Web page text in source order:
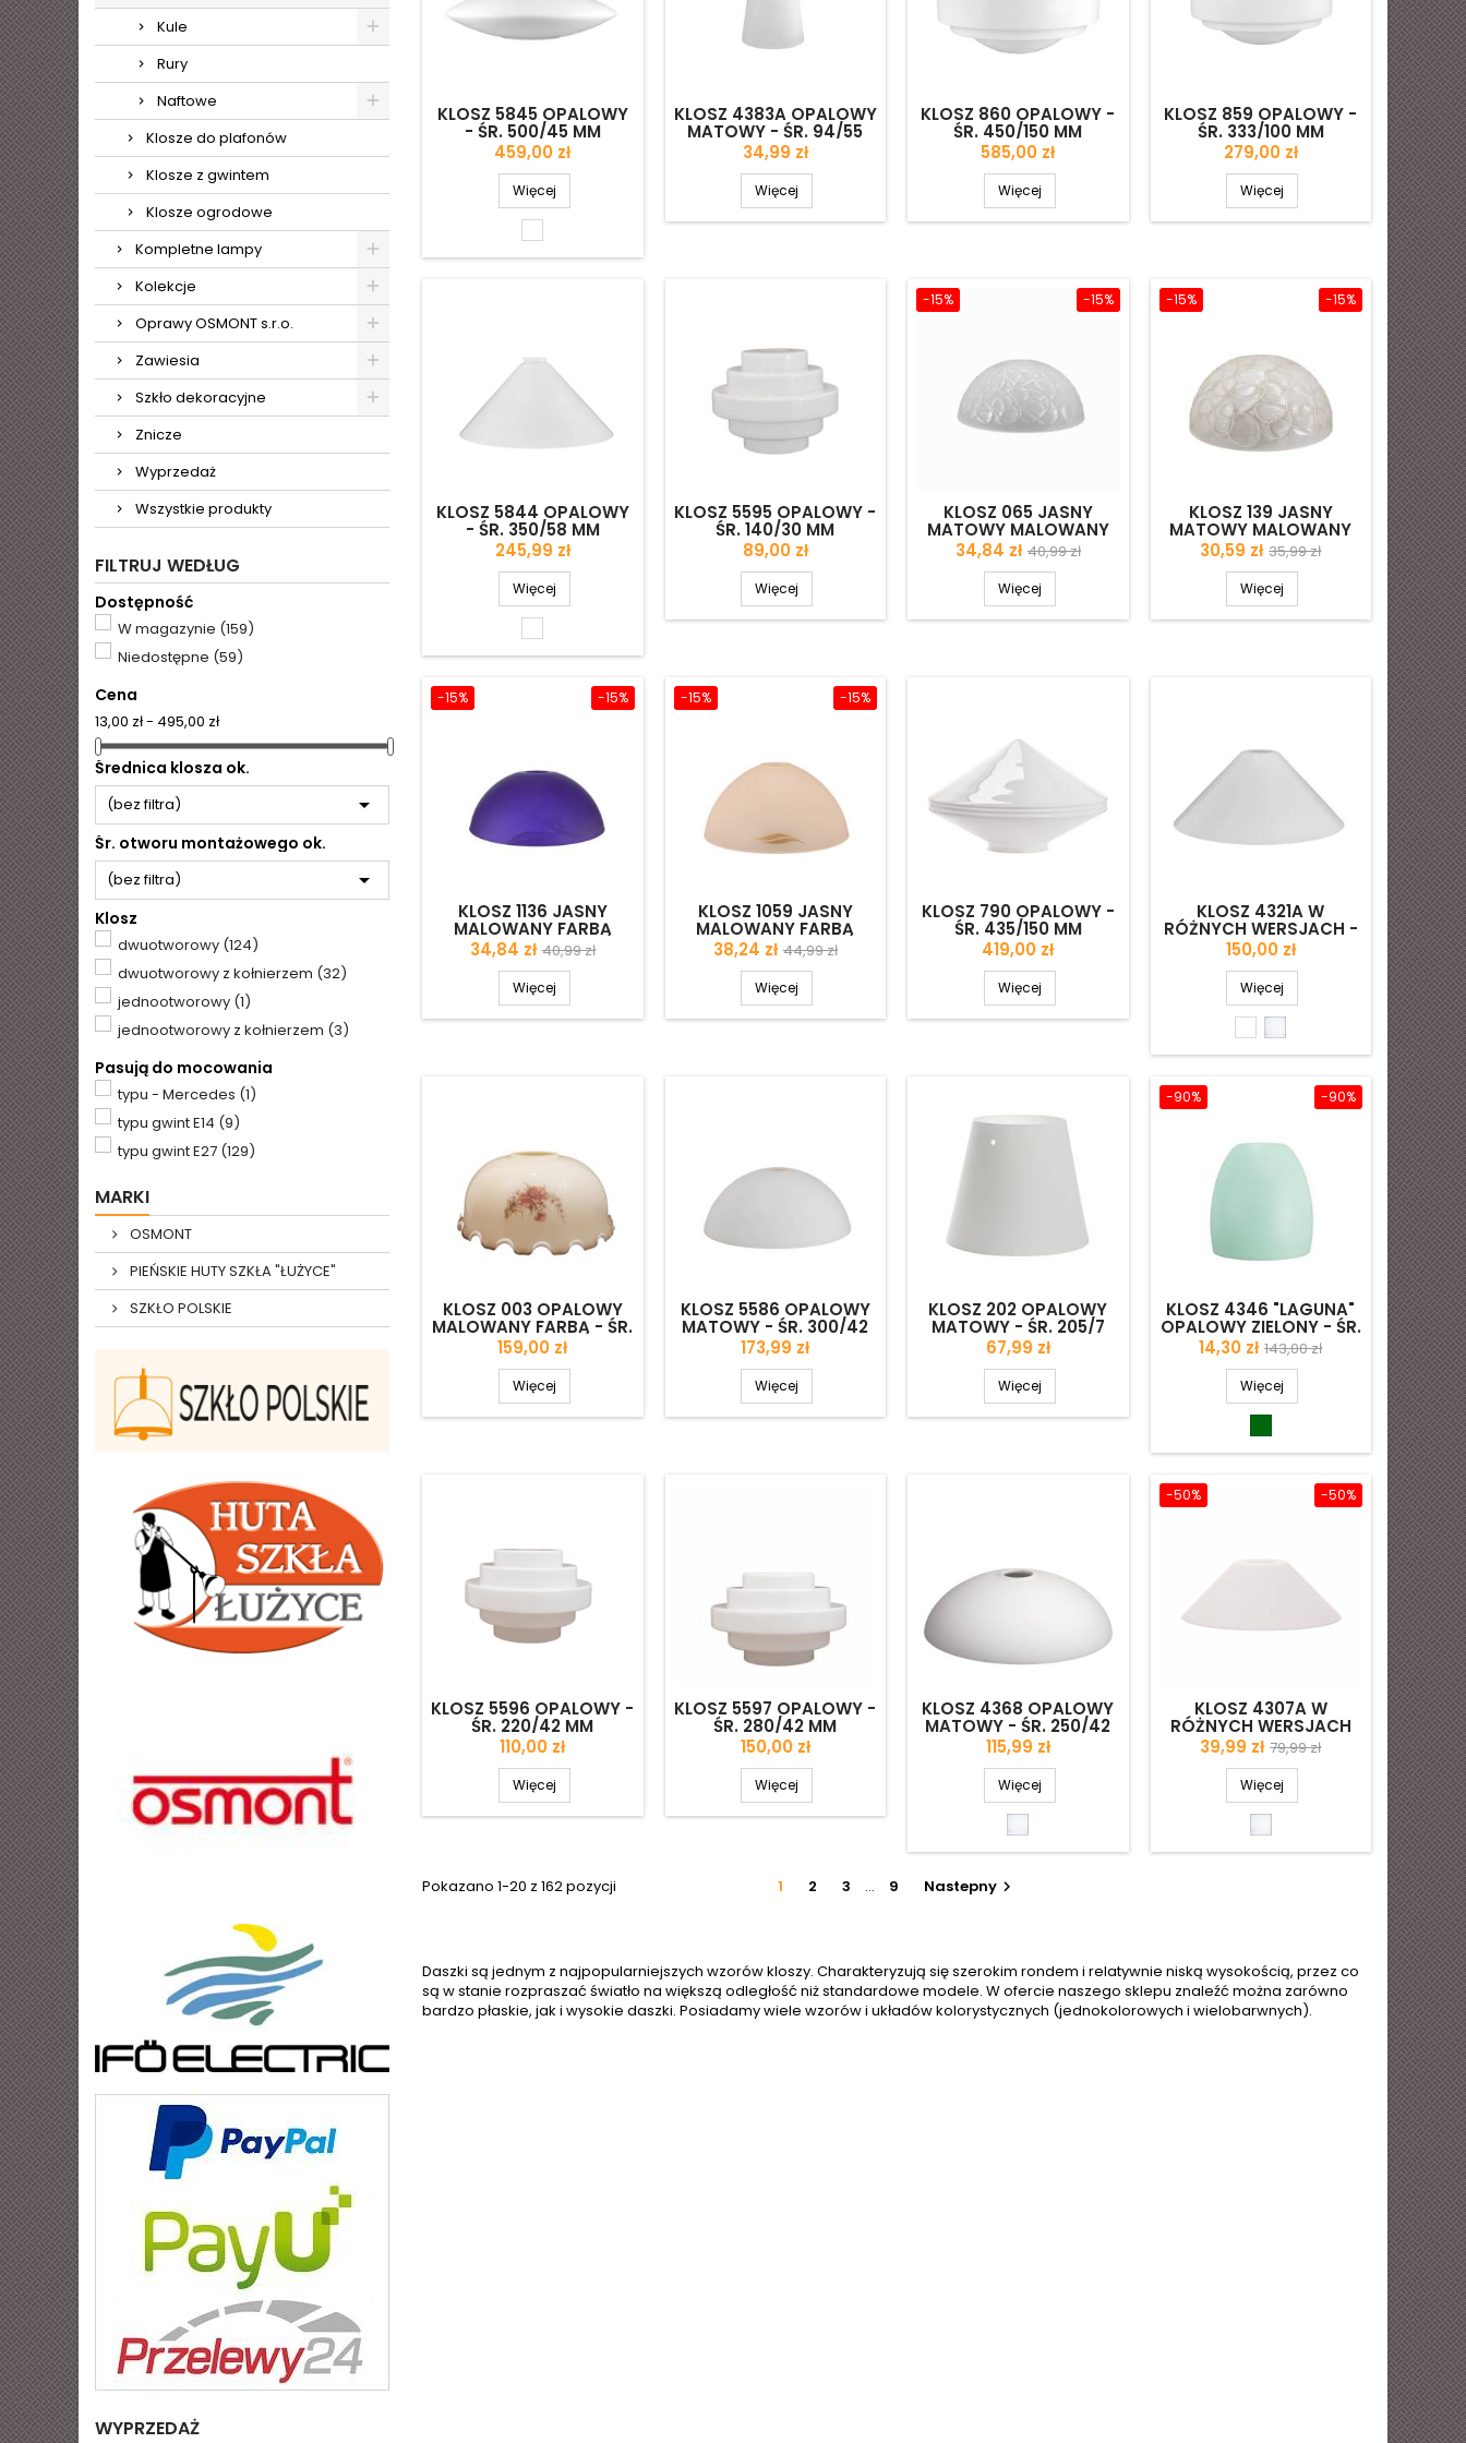
Kule
Rury
Naftowe
Klosze do plafonów
Klosze z gwintem
Klosze ogrodowe
Kompletne lampy
Kolekcje
Oprawy OSMONT s.r.o.
Zawiesia
Szkło dekoracyjne
Znicze
Wyprzedaż
Wszystkie produkty
FILTRUJ WEDŁUG
Dostępność
W magazynie (159)
Niedostępne (59)
Cena
13,00 zł - 495,00 zł
Średnica klosza ok.
(bez filtra) 
Śr. otworu montażowego ok.
(bez filtra) 
Klosz
dwuotworowy (124)
dwuotworowy z kołnierzem (32)
jednootworowy (1)
jednootworowy z kołnierzem (3)
Pasują do mocowania
typu - Mercedes (1)
typu gwint E14 (9)
typu gwint E27 (129)
MARKI
OSMONT
PIEŃSKIE HUTY SZKŁA "ŁUŻYCE"
SZKŁO POLSKIE
WYPRZEDAŻ
KLOSZ 5845 OPALOWY
- ŚR. 500/45 MM
Cena
459,00 zł
Więcej
błyszczący
KLOSZ 4383A OPALOWY
MATOWY - ŚR. 94/55
MM
Cena
34,99 zł
Więcej
KLOSZ 860 OPALOWY -
ŚR. 450/150 MM
Cena
585,00 zł
Więcej
KLOSZ 859 OPALOWY -
ŚR. 333/100 MM
Cena
279,00 zł
Więcej
KLOSZ 5844 OPALOWY
- ŚR. 350/58 MM
Cena
245,99 zł
Więcej
błyszczący
KLOSZ 5595 OPALOWY -
ŚR. 140/30 MM
Cena
89,00 zł
Więcej
-15%
-15%
KLOSZ 065 JASNY
MATOWY MALOWANY
FARBĄ ZDOBIONY - ŚR.
355/42 MM
Cena
34,84 zł Cena
podstawowa
40,99 zł
Więcej
-15%
-15%
KLOSZ 139 JASNY
MATOWY MALOWANY
FARBĄ ZDOBIONY - ŚR.
300/42 MM
Cena
30,59 zł Cena
podstawowa
35,99 zł
Więcej
-15%
-15%
KLOSZ 1136 JASNY
MALOWANY FARBĄ
ZDOBIONY ALABASTREM
- ŚR. 250/42 MM - II
GATUNEK
Cena
34,84 zł Cena
podstawowa
40,99 zł
Więcej
-15%
-15%
KLOSZ 1059 JASNY
MALOWANY FARBĄ
ZDOBIONY - ŚR. 300/42
MM
Cena
38,24 zł Cena
podstawowa
44,99 zł
Więcej
KLOSZ 790 OPALOWY -
ŚR. 435/150 MM
Cena
419,00 zł
Więcej
KLOSZ 4321A W
RÓŻNYCH WERSJACH -
ŚR. 300/45 MM
Cena
150,00 zł
Więcej
błyszczący
matowy
KLOSZ 003 OPALOWY
MALOWANY FARBĄ - ŚR.
380/107 MM
Cena
159,00 zł
Więcej
KLOSZ 5586 OPALOWY
MATOWY - ŚR. 300/42
MM
Cena
173,99 zł
Więcej
KLOSZ 202 OPALOWY
MATOWY - ŚR. 205/7
MM
Cena
67,99 zł
Więcej
-90%
-90%
KLOSZ 4346 "LAGUNA"
OPALOWY ZIELONY - ŚR.
200/42 MM
Cena
14,30 zł Cena
podstawowa
143,00 zł
Więcej
KLOSZ 5596 OPALOWY -
ŚR. 220/42 MM
Cena
110,00 zł
Więcej
KLOSZ 5597 OPALOWY -
ŚR. 280/42 MM
Cena
150,00 zł
Więcej
KLOSZ 4368 OPALOWY
MATOWY - ŚR. 250/42
MM
Cena
115,99 zł
Więcej
matowy
-50%
-50%
KLOSZ 4307A W
RÓŻNYCH WERSJACH
E14 - ŚR. 200/30 MM
Cena
39,99 zł Cena
podstawowa
79,99 zł
Więcej
matowy
Pokazano 1-20 z 162 pozycji 1 2 3 … 9 Nastepny
Daszki są jednym z najpopularniejszych wzorów kloszy. Charakteryzują się szerokim rondem i relatywnie niską wysokością, przez co
są w stanie rozpraszać światło na większą odległość niż standardowe modele. W ofercie naszego sklepu znaleźć można zarówno
bardzo płaskie, jak i wysokie daszki. Posiadamy wiele wzorów i układów kolorystycznych (jednokolorowych i wielobarwnych).